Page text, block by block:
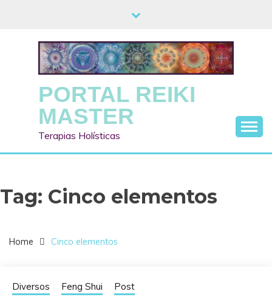
PORTAL REIKI
MASTER
Terapias Holísticas
Tag: Cinco elementos
Home Cinco elementos
Diversos Feng Shui Post